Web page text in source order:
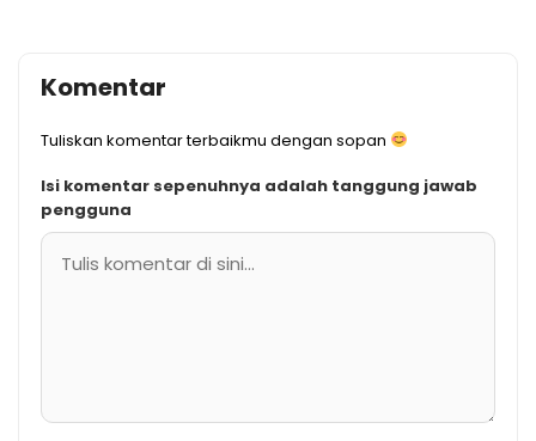
Komentar
Tuliskan komentar terbaikmu dengan sopan
Isi komentar sepenuhnya adalah tanggung jawab
pengguna